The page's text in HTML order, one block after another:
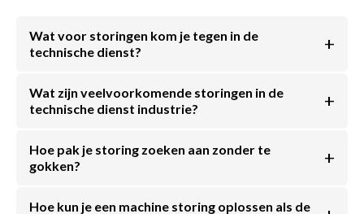
Wat voor storingen kom je tegen in de
technische dienst?
Wat zijn veelvoorkomende storingen in de
technische dienst industrie?
Hoe pak je storing zoeken aan zonder te
gokken?
Hoe kun je een machine storing oplossen als de